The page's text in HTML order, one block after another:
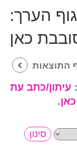
הערך:
כאן
התוצאות
עיתון/כתב עת
.